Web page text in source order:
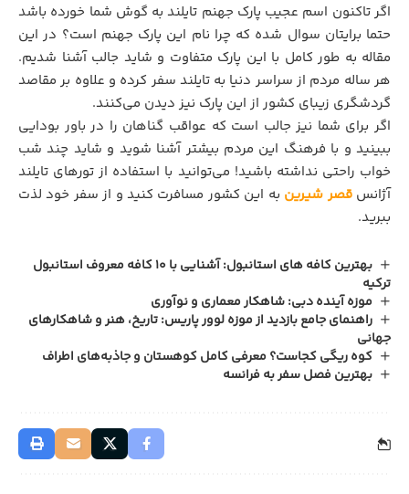
اگر تاکنون اسم عجیب پارک جهنم تایلند به گوش شما خورده باشد
حتما برایتان سوال شده که چرا نام این پارک جهنم است؟ در این
مقاله به طور کامل با این پارک متفاوت و شاید جالب آشنا شدیم.
هر ساله مردم از سراسر دنیا به تایلند سفر کرده و علاوه بر مقاصد
گردشگری زیبای کشور از این پارک نیز دیدن می‌کنند.
اگر برای شما نیز جالب است که عواقب گناهان را در باور بودایی
ببینید و با فرهنگ این مردم بیشتر آشنا شوید و شاید چند شب
خواب راحتی نداشته باشید! می‌توانید با استفاده از تور‌های تایلند
آژانسقصر شیرین به این کشور مسافرت کنید و از سفر خود لذت
ببرید.
بهترین کافه‌ های استانبول: آشنایی با 10 کافه معروف استانبول
ترکیه
موزه آینده دبی: شاهکار معماری و نوآوری
راهنمای جامع بازدید از موزه لوور پاریس: تاریخ، هنر و شاهکارهای
جهانی
کوه ریگی کجاست؟ معرفی کامل کوهستان و جاذبه‌های اطراف
بهترین فصل سفر به فرانسه